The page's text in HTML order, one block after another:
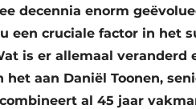
decennia enorm
een cruciale factor in het
is er allemaal veranderd
aan Daniël Toonen,
al 45 jaar